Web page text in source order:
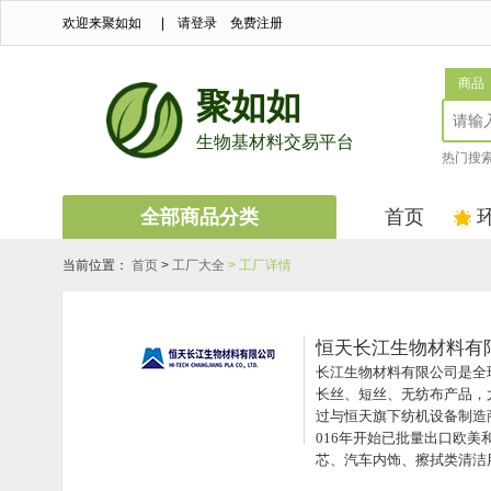
欢迎来聚如如 请登录 免费注册
聚如如
生物基材料交易平台
商品
热门搜
全部商品分类 首页
当前位置： 首页 > 工厂大全 > 工厂详情
恒天长江生物材料有
长江生物材料有限公司是
长丝、短丝、无纺布产品
过与恒天旗下纺机设备制
016年开始已批量出口欧美
芯、汽车内饰、擦拭类清